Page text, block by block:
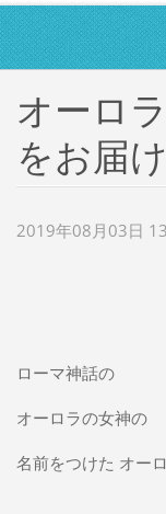
オーロ
をお届け
2019年08月03日
ローマ神話の
オーロラの女神の
名前をつけた オー